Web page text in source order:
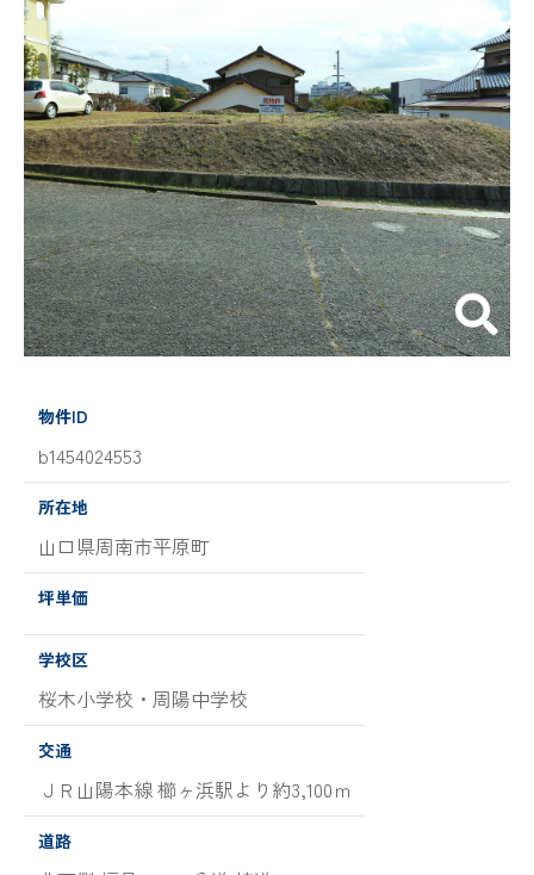
物件ID
b1454024553
所在地
山口県周南市平原町
坪単価
学校区
桜木小学校・周陽中学校
交通
ＪＲ山陽本線 櫛ヶ浜駅より約3,100ｍ
道路